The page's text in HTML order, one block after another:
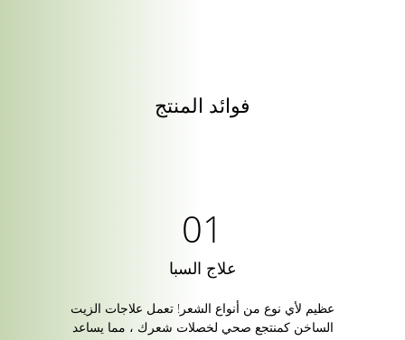
فوائد المنتج
علاج السبا
عظيم لأي نوع من أنواع الشعر! تعمل علاجات الزيت
الساخن كمنتجع صحي لخصلات شعرك ، مما يساعد